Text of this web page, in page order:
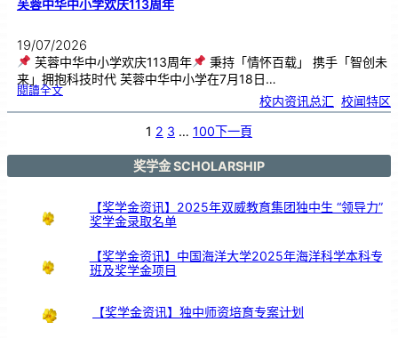
芙蓉中华中小学欢庆113周年
19/07/2026
芙蓉中华中小学欢庆113周年
秉持「情怀百载」 携手「智创未
来」拥抱科技时代 芙蓉中华中小学在7月18日…
閱讀全文:芙
中
华
1
1
年
校内资讯总汇 校闻特区
1 2 3 … 100下一頁
奖学金 SCHOLARSHIP
【奖学金资讯】2025年双威教育集团独中生 “领导力”
奖学金录取名单
【奖学金资讯】中国海洋大学2025年海洋科学本科专
班及奖学金项目
【奖学金资讯】独中师资培育专案计划